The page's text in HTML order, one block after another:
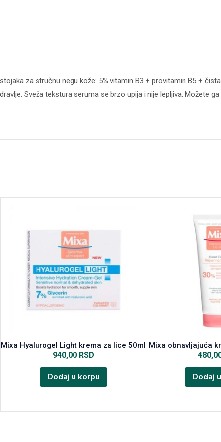
za stručnu negu kože: 5% vitamin B3 + provitamin B5 +
Sveža tekstura seruma se brzo upija i nije lepljiva. Možete
Mixa Hyalurogel Light krema za lice 50ml
940,00 RSD
Dodaj u korpu
Mixa obnavljajuća
Dodaj